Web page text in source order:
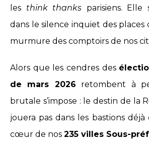
les think thanks parisiens. Elle
dans le silence inquiet des places
murmure des comptoirs de nos
Alors que les cendres des
de mars 2026 retombent à
brutale s’impose : le destin de la
jouera pas dans les bastions déjà
cœur de nos 235 villes Sous-